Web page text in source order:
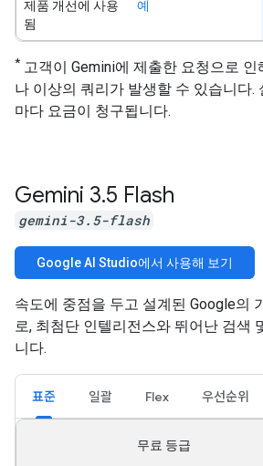
제품 개선에 사용
됨
예
* 고객이 Gemini에 제출한 요청으로
나 이상의 쿼리가 발생할 수 있습니다.
마다 요금이 청구됩니다.
Gemini 3.5 Flash
gemini-3.5-flash
Google AI Studio에서 사용해 보기
속도에 중점을 두고 설계된 Google의
로, 최첨단 인텔리전스와 뛰어난 검색
니다.
표준 일괄 Flex 우선순위
무료 등급